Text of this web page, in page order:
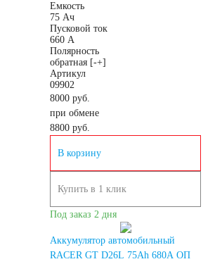
для
для
Емкость
75 Ач
Пусковой ток
660 А
Полярность
обратная [-+]
Артикул
09902
8000 руб.
при обмене
8800 руб.
В корзину
Купить в 1 клик
Под заказ 2 дня
Аккумулятор автомобильный
RACER GT D26L 75Ah 680A ОП